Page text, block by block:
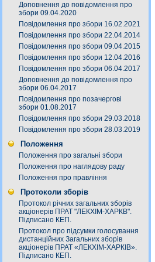
Доповнення до повідомлення про
збори 09.04.2020
Повідомлення про збори 16.02.2021
Повідомлення про збори 22.04.2014
Повідомлення про збори 09.04.2015
Повідомлення про збори 12.04.2016
Повідомлення про збори 06.04.2017
Доповнення до повідомлення про
збори 06.04.2017
Повідомлення про позачергові
збори 01.08.2017
Повідомлення про збори 29.03.2018
Повідомлення про збори 28.03.2019
Положення
Положення про загальні збори
Положення про наглядову раду
Положення про правління
Протоколи зборів
Протокол річних загальних зборів
акціонерів ПРАТ "ЛЕКХІМ-ХАРКВ".
Підписано КЕП.
Протокол про підсумки голосування
дистанційних Загальних зборів
акціонерів ПРАТ «ЛЕКХІМ-ХАРКІВ».
Підписано КЕП.